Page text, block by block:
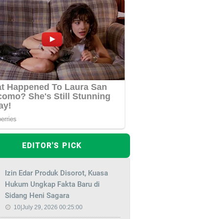
EDITOR'S PICK
Izin Edar Produk Disorot, Kuasa
Hukum Ungkap Fakta Baru di
Sidang Heni Sagara
10|July 29, 2026 00:25:00